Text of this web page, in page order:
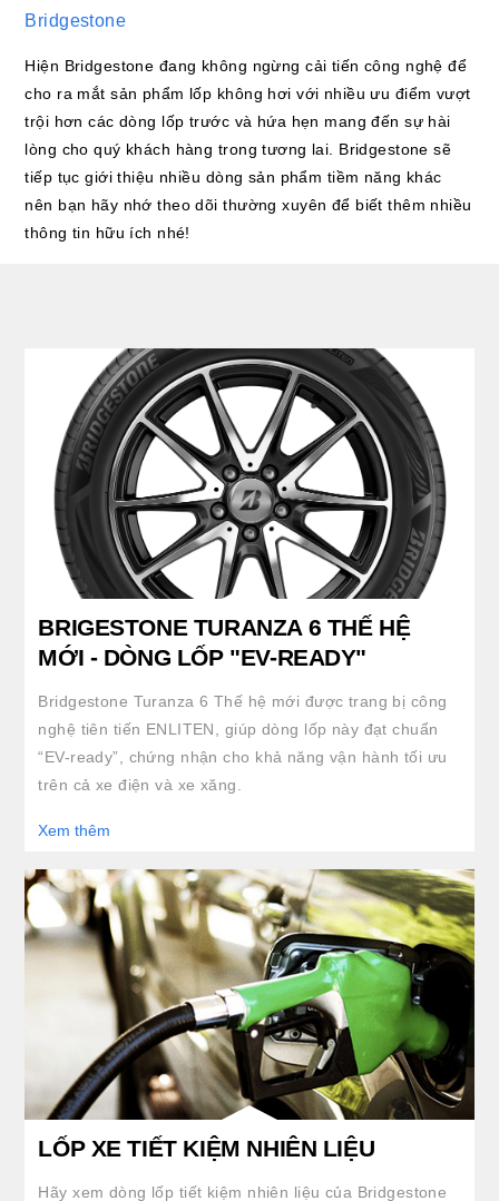
Bridgestone
Hiện Bridgestone đang không ngừng cải tiến công nghệ để
cho ra mắt sản phẩm lốp không hơi với nhiều ưu điểm vượt
trội hơn các dòng lốp trước và hứa hẹn mang đến sự hài
lòng cho quý khách hàng trong tương lai. Bridgestone sẽ
tiếp tục giới thiệu nhiều dòng sản phẩm tiềm năng khác
nên bạn hãy nhớ theo dõi thường xuyên để biết thêm nhiều
thông tin hữu ích nhé!
BRIGESTONE TURANZA 6 THẾ HỆ
MỚI - DÒNG LỐP "EV-READY"
Bridgestone Turanza 6 Thế hệ mới được trang bị công
nghệ tiên tiến ENLITEN, giúp dòng lốp này đạt chuẩn
“EV-ready”, chứng nhận cho khả năng vận hành tối ưu
trên cả xe điện và xe xăng.
Xem thêm
LỐP XE TIẾT KIỆM NHIÊN LIỆU
Hãy xem dòng lốp tiết kiệm nhiên liệu của Bridgestone